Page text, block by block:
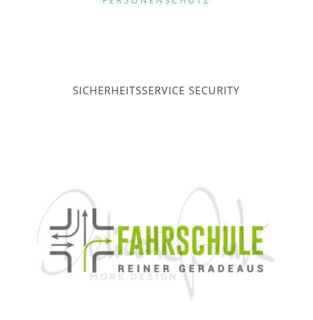
SICHERHEITSSERVICE SECURITY